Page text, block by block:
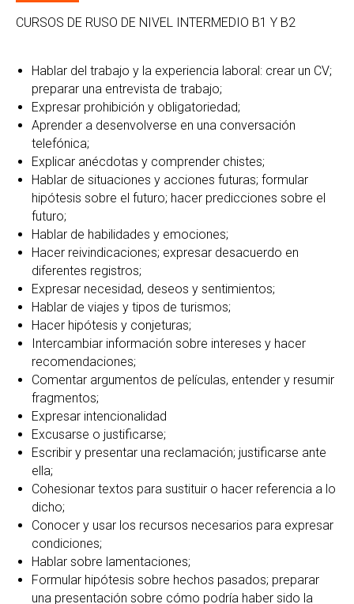
CURSOS DE RUSO DE NIVEL INTERMEDIO B1 Y B2
Hablar del trabajo y la experiencia laboral: crear un CV;
preparar una entrevista de trabajo;
Expresar prohibición y obligatoriedad;
Aprender a desenvolverse en una conversación
telefónica;
Explicar anécdotas y comprender chistes;
Hablar de situaciones y acciones futuras; formular
hipótesis sobre el futuro; hacer predicciones sobre el
futuro;
Hablar de habilidades y emociones;
Hacer reivindicaciones; expresar desacuerdo en
diferentes registros;
Expresar necesidad, deseos y sentimientos;
Hablar de viajes y tipos de turismos;
Hacer hipótesis y conjeturas;
Intercambiar información sobre intereses y hacer
recomendaciones;
Comentar argumentos de películas, entender y resumir
fragmentos;
Expresar intencionalidad
Excusarse o justificarse;
Escribir y presentar una reclamación; justificarse ante
ella;
Cohesionar textos para sustituir o hacer referencia a lo
dicho;
Conocer y usar los recursos necesarios para expresar
condiciones;
Hablar sobre lamentaciones;
Formular hipótesis sobre hechos pasados; preparar
una presentación sobre cómo podría haber sido la